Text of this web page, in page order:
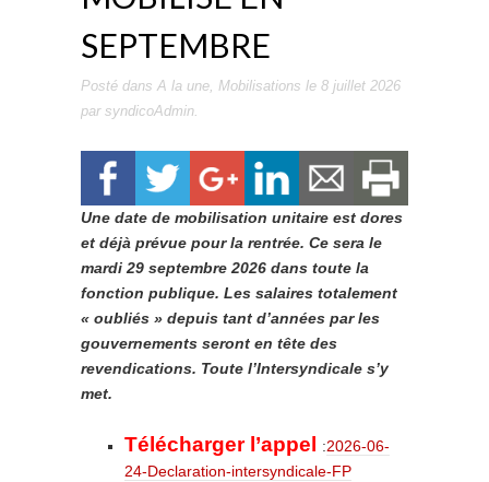
SEPTEMBRE
Posté dans A la une, Mobilisations le 8 juillet 2026
par syndicoAdmin.
Une date de mobilisation unitaire est dores
et déjà prévue pour la rentrée. Ce sera le
mardi 29 septembre 2026 dans toute la
fonction publique. Les salaires totalement
« oubliés » depuis tant d’années par les
gouvernements seront en tête des
revendications. Toute l’Intersyndicale s’y
met.
Télécharger l’appel :2026-06-
24-Declaration-intersyndicale-FP